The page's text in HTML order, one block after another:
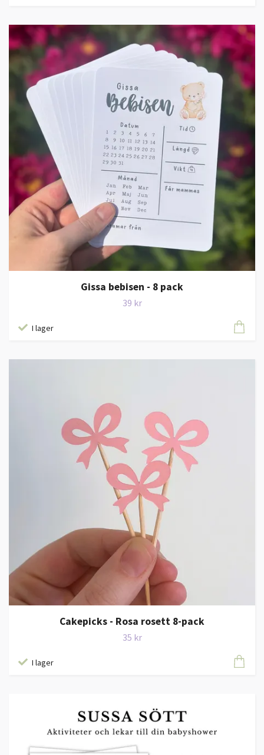
Gissa bebisen - 8 pack
39 kr
I lager
Cakepicks - Rosa rosett 8-pack
35 kr
I lager